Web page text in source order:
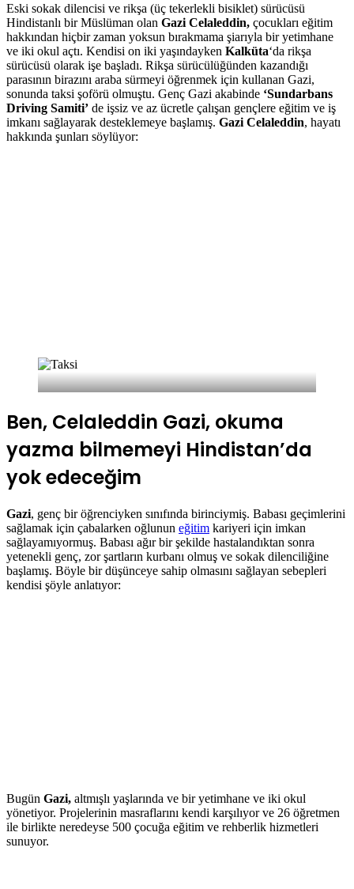
Eski sokak dilencisi ve rikşa (üç tekerlekli bisiklet) sürücüsü
Hindistanlı bir Müslüman olan Gazi Celaleddin, çocukları eğitim
hakkından hiçbir zaman yoksun bırakmama şiarıyla bir yetimhane
ve iki okul açtı. Kendisi on iki yaşındayken Kalküta‘da rikşa
sürücüsü olarak işe başladı. Rikşa sürücülüğünden kazandığı
parasının birazını araba sürmeyi öğrenmek için kullanan Gazi,
sonunda taksi şoförü olmuştu. Genç Gazi akabinde ‘Sundarbans
Driving Samiti’ de işsiz ve az ücretle çalışan gençlere eğitim ve iş
imkanı sağlayarak desteklemeye başlamış. Gazi Celaleddin, hayatı
hakkında şunları söylüyor:
Ben, Celaleddin Gazi, okuma
yazma bilmemeyi Hindistan’da
yok edeceğim
Gazi, genç bir öğrenciyken sınıfında birinciymiş. Babası geçimlerini
sağlamak için çabalarken oğlunun eğitim kariyeri için imkan
sağlayamıyormuş. Babası ağır bir şekilde hastalandıktan sonra
yetenekli genç, zor şartların kurbanı olmuş ve sokak dilenciliğine
başlamış. Böyle bir düşünceye sahip olmasını sağlayan sebepleri
kendisi şöyle anlatıyor:
Bugün Gazi, altmışlı yaşlarında ve bir yetimhane ve iki okul
yönetiyor. Projelerinin masraflarını kendi karşılıyor ve 26 öğretmen
ile birlikte neredeyse 500 çocuğa eğitim ve rehberlik hizmetleri
sunuyor.